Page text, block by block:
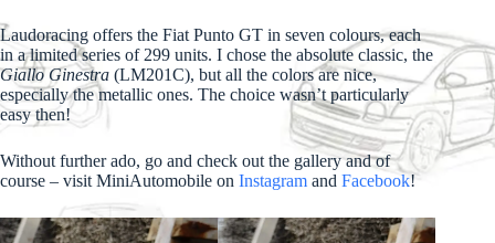
Laudoracing offers the Fiat Punto GT in seven colours, each
in a limited series of 299 units. I chose the absolute classic, the
Giallo Ginestra (LM201C), but all the colors are nice,
especially the metallic ones. The choice wasn’t particularly
easy then!
Without further ado, go and check out the gallery and of
course – visit MiniAutomobile on Instagram and Facebook!